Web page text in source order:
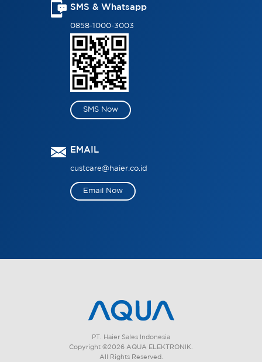
SMS & Whatsapp
0858-1000-3003
SMS Now
EMAIL
custcare@haier.co.id
Email Now
PT. Haier Sales Indonesia
Copyright ©2026 AQUA ELEKTRONIK.
All Rights Reserved.